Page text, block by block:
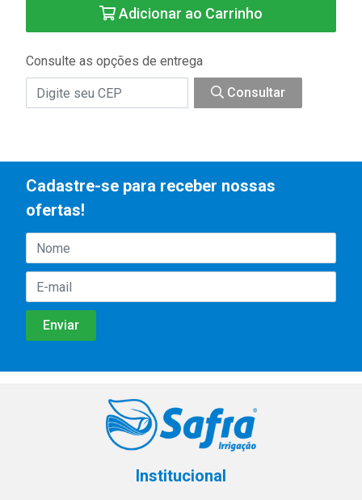
Adicionar ao Carrinho
Consulte as opções de entrega
Consultar
Cadastre-se para receber nossas
ofertas!
Institucional